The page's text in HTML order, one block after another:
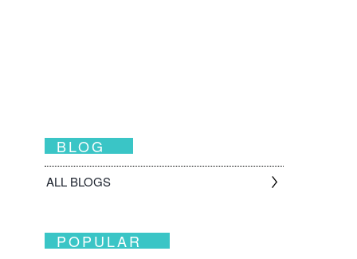
BLOG
ALL BLOGS
POPULAR